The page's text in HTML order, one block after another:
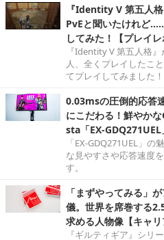
『Identity V 第五人
PvEと聞いたけれど
してみた！【プレイレ
『Identity V 第五人格
人、全くプレイしたこ
てプレイしてみました！
0.03msの圧倒的応答
にこだわる！鮮やか
sta「EX-
「EX-GDQ271UEL」
な見やすさや応答速度
す。
「まずやってみる」
儀。世界を席巻する
求める人物像【キャリ
『ギルティギア』シリ